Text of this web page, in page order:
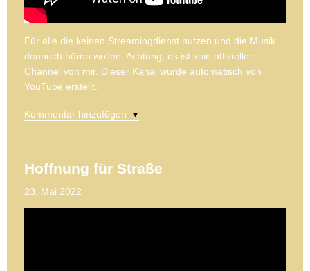
Für alle die keinen Streamingdienst nutzen und die Musik
dennoch hören wollen. Achtung, es ist kein offizieller
Channel von mir. Dieser Kanal wurde automatisch von
YouTube erstellt.
Kommentar hinzufügen
Hoffnung für Straße
23. Mai 2022